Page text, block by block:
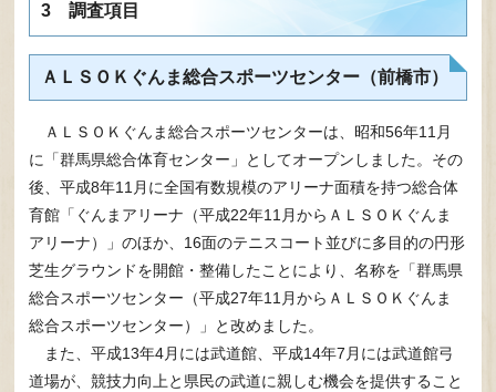
3 調査項目
ＡＬＳＯＫぐんま総合スポーツセンター（前橋市）
ＡＬＳＯＫぐんま総合スポーツセンターは、昭和56年11月
に「群馬県総合体育センター」としてオープンしました。その
後、平成8年11月に全国有数規模のアリーナ面積を持つ総合体
育館「ぐんまアリーナ（平成22年11月からＡＬＳＯＫぐんま
アリーナ）」のほか、16面のテニスコート並びに多目的の円形
芝生グラウンドを開館・整備したことにより、名称を「群馬県
総合スポーツセンター（平成27年11月からＡＬＳＯＫぐんま
総合スポーツセンター）」と改めました。
また、平成13年4月には武道館、平成14年7月には武道館弓
道場が、競技力向上と県民の武道に親しむ機会を提供すること